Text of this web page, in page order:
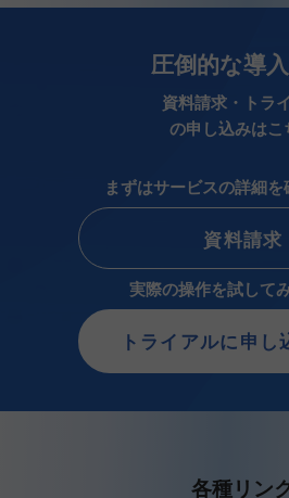
圧倒的な導
資料請求・トラ
の申し込みはこ
まずはサービスの詳細
資料請求
実際の操作を試して
トライアルに申し
各種リン